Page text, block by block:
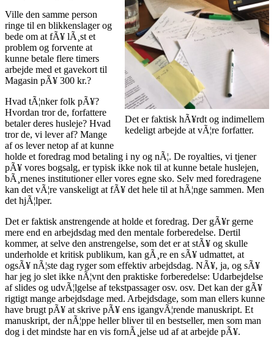
Det er faktisk hÃ¥rdt og indimellem
kedeligt arbejde at vÃ¦re forfatter.
Ville den samme person
ringe til en blikkenslager og
bede om at fÃ¥ lÃ¸st et
problem og forvente at
kunne betale flere timers
arbejde med et gavekort til
Magasin pÃ¥ 300 kr.?
Hvad tÃ¦nker folk pÃ¥?
Hvordan tror de, forfattere
betaler deres husleje? Hvad
tror de, vi lever af? Mange
af os lever netop af at kunne
holde et foredrag mod betaling i ny og nÃ¦. De royalties, vi tjener
pÃ¥ vores bogsalg, er typisk ikke nok til at kunne betale huslejen,
bÃ¸rnenes institutioner eller vores egne sko. Selv med foredragene
kan det vÃ¦re vanskeligt at fÃ¥ det hele til at hÃ¦nge sammen. Men
det hjÃ¦lper.
Det er faktisk anstrengende at holde et foredrag. Der gÃ¥r gerne
mere end en arbejdsdag med den mentale forberedelse. Dertil
kommer, at selve den anstrengelse, som det er at stÃ¥ og skulle
underholde et kritisk publikum, kan gÃ¸re en sÃ¥ udmattet, at
ogsÃ¥ nÃ¦ste dag ryger som effektiv arbejdsdag. NÃ¥, ja, og sÃ¥
har jeg jo slet ikke nÃ¦vnt den praktiske forberedelse: Udarbejdelse
af slides og udvÃ¦lgelse af tekstpassager osv. osv. Det kan der gÃ¥
rigtigt mange arbejdsdage med. Arbejdsdage, som man ellers kunne
have brugt pÃ¥ at skrive pÃ¥ ens igangvÃ¦rende manuskript. Et
manuskript, der nÃ¦ppe heller bliver til en bestseller, men som man
dog i det mindste har en vis fornÃ¸jelse ud af at arbejde pÃ¥.